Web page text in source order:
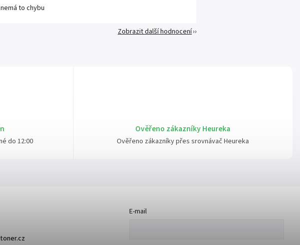
do 12:00
Ověřeno zákazníky Heureka
Ověřeno zákazníky přes srovnávač Heureka
to chybu
Zobrazit další hodnocení
E-mail